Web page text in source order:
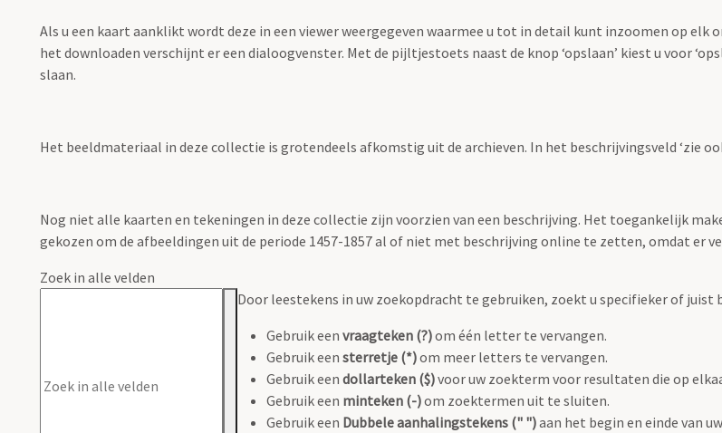
Als u een kaart aanklikt wordt deze in een viewer weergegeven waarmee u tot in detail kunt inzoomen op elk
het downloaden verschijnt er een dialoogvenster. Met de pijltjestoets naast de knop ‘opslaan’ kiest u voor
slaan.
Het beeldmateriaal in deze collectie is grotendeels afkomstig uit de archieven. In het beschrijvingsveld ‘zie
Nog niet alle kaarten en tekeningen in deze collectie zijn voorzien van een beschrijving. Het toegankelijk
gekozen om de afbeeldingen uit de periode 1457-1857 al of niet met beschrijving online te zetten, omdat er
Zoek in alle velden
Door leestekens in uw zoekopdracht te gebruiken, zoekt u specifieker of juist
Gebruik een vraagteken (?)om één letter te vervangen.
Gebruik een sterretje (*)om meer letters te vervangen.
Gebruik een dollarteken ($)voor uw zoekterm voor resultaten die op
Gebruik een minteken (-)om zoektermen uit te sluiten.
Gebruik een Dubbele aanhalingstekens (" ")aan het begin en einde van